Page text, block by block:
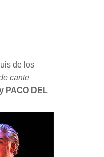
de los
cante
PACO DEL